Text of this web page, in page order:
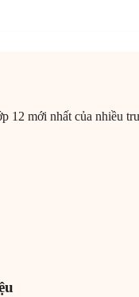
12 mới nhất của nhiều